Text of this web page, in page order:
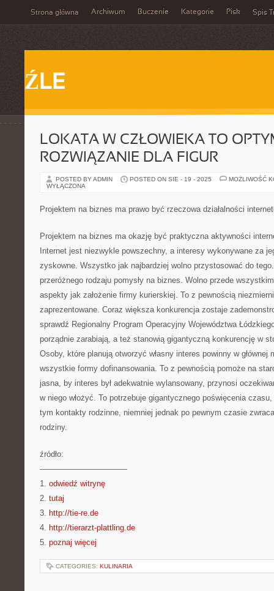
Strona główna Archiwum Buczenie Kategorie Pisk Spis
ŹLE
LOKATA W CZŁOWIEKA TO
ROZWIĄZANIE DLA FIGUR
POSTED BY ADMIN POSTED ON SIE - 19 - 2025
MOŻLIWOŚĆ
WYŁĄCZONA
Projektem na biznes ma prawo być rzeczowa działalności
Projektem na biznes ma okazję być praktyczna aktywności
Internet jest niezwykle powszechny, a interesy wykonywane za
zyskowne. Wszystko jak najbardziej wolno przystosować do
przeróżnego rodzaju pomysły na biznes. Wolno przede
aspekty jak założenie firmy kurierskiej. To z pewnością
zaprezentowane. Coraz większa konkurencja zostaje
sprawdź Regionalny Program Operacyjny Województwa
porządnie zarabiają, a też stanowią gigantyczną konkurencję w
Osoby, które planują otworzyć własny interes powinny w głównej
wszystkie formy dofinansowania. To z pewnością pomoże na
jasna, by interes był adekwatnie wylansowany, przynosi
w niego włożyć. To potrzebuje gigantycznego poświęcenia
tym kontakty rodzinne, niemniej jednak po pewnym czasie
rodziny.
źródło:
———————————
1. odwiedź witrynę
2. tutaj
3. http://tie-re.de
4. http://tierarzt-plattling.de
5. poznaj więcej
CATEGORIES: KULINARIA